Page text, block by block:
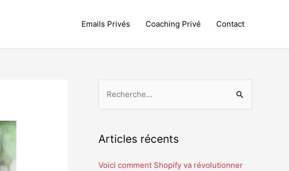
Emails Privés Coaching Privé Contact
h
r
Articles récents
Voici comment Shopify va révolutionner